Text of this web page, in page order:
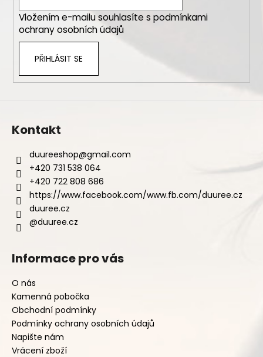
u
u
m
e
Vložením e-mailu souhlasíte s podmínkami
ochrany osobních údajů
PŘIHLÁSIT SE
Kontakt
duureeshop@gmail.com
+420 731 538 064
+420 722 808 686
https://www.facebook.com/www.fb.com/duuree.cz
duuree.cz
@duuree.cz
Informace pro vás
O nás
Kamenná pobočka
Obchodní podmínky
Podmínky ochrany osobních údajů
Napište nám
Vrácení zboží